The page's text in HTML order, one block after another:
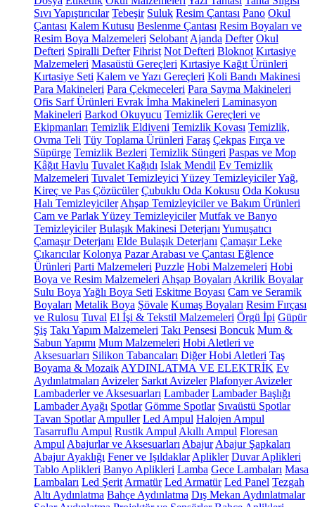
Sıvı Yapıştırıcılar Tebeşir Suluk Resim Çantası Pano Okul
Çantası Kalem Kutusu Beslenme Çantası Resim Boyaları ve
Resim Boya Malzemeleri Selobant Ajanda Defter Okul
Defteri Spiralli Defter Fihrist Not Defteri Bloknot Kırtasiye
Malzemeleri Masaüstü Gereçleri Kırtasiye Kağıt Ürünleri
Kırtasiye Seti Kalem ve Yazı Gereçleri Koli Bandı Makinesi
Para Makineleri Para Çekmeceleri Para Sayma Makineleri
Ofis Sarf Ürünleri Evrak İmha Makineleri Laminasyon
Makineleri Barkod Okuyucu Temizlik Gereçleri ve
Ekipmanları Temizlik Eldiveni Temizlik Kovası Temizlik,
Ovma Teli Tüy Toplama Ürünleri Faraş Çekpas Fırça ve
Süpürge Temizlik Bezleri Temizlik Süngeri Paspas ve Mop
Kâğıt Havlu Tuvalet Kağıdı Islak Mendil Ev Temizlik
Malzemeleri Tuvalet Temizleyici Yüzey TemizleyicilerYağ,
Kireç ve Pas Çözücüler Çubuklu Oda Kokusu Oda Kokusu
Halı Temizleyiciler Ahşap Temizleyiciler ve Bakım Ürünleri
Cam ve Parlak Yüzey Temizleyiciler Mutfak ve Banyo
Temizleyiciler Bulaşık Makinesi Deterjanı Yumuşatıcı
Çamaşır Deterjanı Elde Bulaşık Deterjanı Çamaşır Leke
Çıkarıcılar Kolonya Pazar Arabası ve Çantası Eğlence
Ürünleri Parti Malzemeleri Puzzle Hobi Malzemeleri Hobi
Boya ve Resim Malzemeleri Ahşap Boyaları Akrilik Boyalar
Sulu Boya Yağlı Boya Seti Eskitme Boyası Cam ve Seramik
Boyaları Metalik Boya Şövale Kumaş Boyaları Resim Fırçası
ve Rulosu Tuval El İşi & Tekstil Malzemeleri Örgü İpi Güpür
Şiş Takı Yapım Malzemeleri Takı Pensesi Boncuk Mum &
Sabun Yapımı Mum Malzemeleri Hobi Aletleri ve
Aksesuarları Silikon Tabancaları Diğer Hobi Aletleri Taş
Boyama & Mozaik AYDINLATMA VE ELEKTRİK Ev
Aydınlatmaları Avizeler Sarkıt Avizeler Plafonyer Avizeler
Lambaderler ve Aksesuarları Lambader Lambader Başlığı
Lambader Ayağı Spotlar Gömme Spotlar Sıvaüstü Spotlar
Tavan Spotlar Ampuller Led Ampul Halojen Ampul
Tasarruflu Ampul Rustik Ampul Akıllı Ampul Floresan
Ampul Abajurlar ve Aksesuarları Abajur Abajur Şapkaları
Abajur Ayaklığı Fener ve Işıldaklar Aplikler Duvar Aplikleri
Tablo Aplikleri Banyo Aplikleri Lamba Gece Lambaları Masa
Lambaları Led Şerit Armatür Led Armatür Led Panel Tezgah
Altı Aydınlatma Bahçe Aydınlatma Dış Mekan Aydınlatmalar